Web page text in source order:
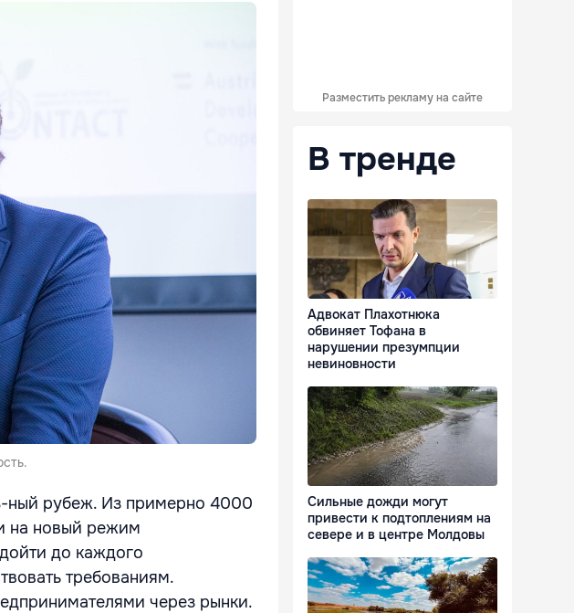
ный рубеж. Из примерно 4000
на новый режим
до каждого
требованиям.
через рынки.
Разместить рекламу на сайте
В тренде
Адвокат Плахотнюка
обвиняет Тофана в
нарушении презумпции
невиновности
Сильные дожди могут
привести к подтоплениям на
севере и в центре Молдовы